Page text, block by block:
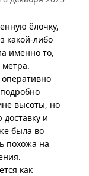
ёлочку,
какой-либо
именно то,
высоты, но
и
была во
похожа на
как